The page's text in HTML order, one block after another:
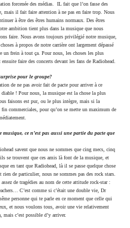
forcenée des médias. IL fait que l’on fasse des
mais il fait faire attention à ne pas en faire trop. Nous
à être des êtres humains normaux. Des êtres
ambition tient plus dans la musique que nous
faire. Nous avons toujours privilégié notre musique,
à propos de notre carrière ont largement dépassé
un frein à tout ça. Pour nous, les choses les plus
faire des concerts devant les fans de Radiohead.
pour le groupe?
de ne pas avoir fait de pacte pour arriver à ce
! Pour nous, la musique est la chose la plus
faisons est pur, ou le plus intègre, mais si la
commerciales, pour qu’on se mette un maximum de
musique, ce n’est pas aussi une partie du pacte que
savent que nous ne sommes que cing mecs, cinq
se trouvent que ces amis là font de la musique, et
en tant que Radiohead, là il se passe quelque chose
rien de particulier, nous ne sommes pas des rock stars.
de tragédies au nom de cette attitude rock-star :
C’est comme si c’était une double vie, Dr
personne qui te parle en ce moment que celle qui
et nous voulons tous, avoir une vie relativement
mais c’est possible d’y arriver.